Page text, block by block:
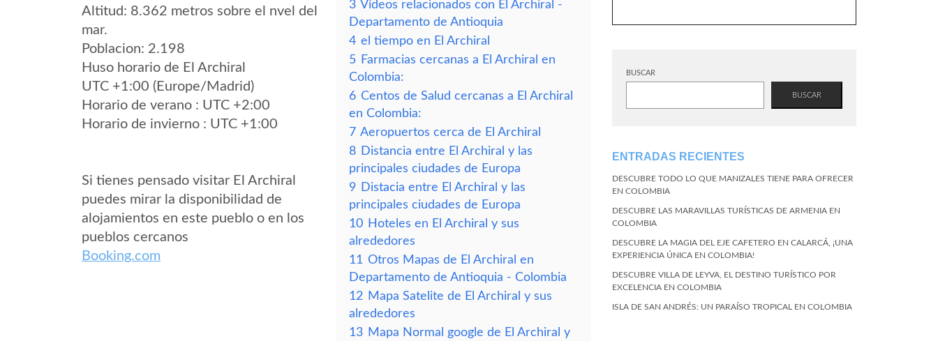
Altitud: 8.362 metros sobre el nvel del
mar.
Poblacion: 2.198
Huso horario de El Archiral
UTC +1:00 (Europe/Madrid)
Horario de verano : UTC +2:00
Horario de invierno : UTC +1:00
Si tienes pensado visitar El Archiral
puedes mirar la disponibilidad de
alojamientos en este pueblo o en los
pueblos cercanos
Booking.com
3 Vídeos relacionados con El Archiral -
Departamento de Antioquia
4 el tiempo en El Archiral
5 Farmacias cercanas a El Archiral en
Colombia:
6 Centos de Salud cercanas a El Archiral
en Colombia:
7 Aeropuertos cerca de El Archiral
8 Distancia entre El Archiral y las
principales ciudades de Europa
9 Distacia entre El Archiral y las
principales ciudades de Europa
10 Hoteles en El Archiral y sus
alrededores
11 Otros Mapas de El Archiral en
Departamento de Antioquia - Colombia
12 Mapa Satelite de El Archiral y sus
alrededores
13 Mapa Normal google de El Archiral y
BUSCAR
BUSCAR
ENTRADAS RECIENTES
DESCUBRE TODO LO QUE MANIZALES TIENE PARA OFRECER
EN COLOMBIA
DESCUBRE LAS MARAVILLAS TURÍSTICAS DE ARMENIA EN
COLOMBIA
DESCUBRE LA MAGIA DEL EJE CAFETERO EN CALARCÁ, ¡UNA
EXPERIENCIA ÚNICA EN COLOMBIA!
DESCUBRE VILLA DE LEYVA, EL DESTINO TURÍSTICO POR
EXCELENCIA EN COLOMBIA
ISLA DE SAN ANDRÉS: UN PARAÍSO TROPICAL EN COLOMBIA